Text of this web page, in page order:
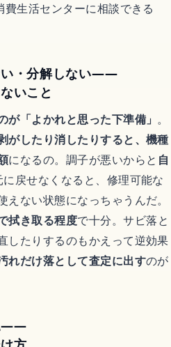
費生活センターに相談できる
い・分解しない——
いこと
が「よかれと思った下準備」 。
がしたり消したりすると、機種
になるの。調子が悪いからと 自
戻せなくなると、修理可能な
ない状態になっちゃうんだ。
拭き取る程度で十分。サビ落と
したりするのもかえって逆効果
れだけ落として査定に出すのが
——